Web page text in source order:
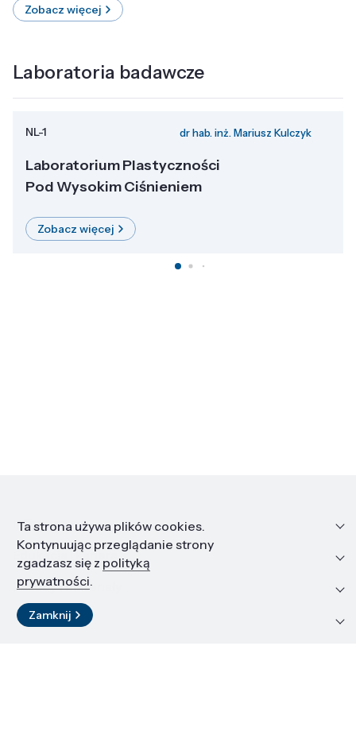
Zobacz więcej
Laboratoria badawcze
NL-1 dr hab. inż. Mariusz Kulczyk
Laboratorium Plastyczności
Pod Wysokim Ciśnieniem
Zobacz więcej
Informacje
Edukacja i kariera
Zasoby i materiały
Kontakt
Ta strona używa plików cookies.
Kontynuując przeglądanie strony
zgadzasz się z polityką
prywatności.
Zamknij